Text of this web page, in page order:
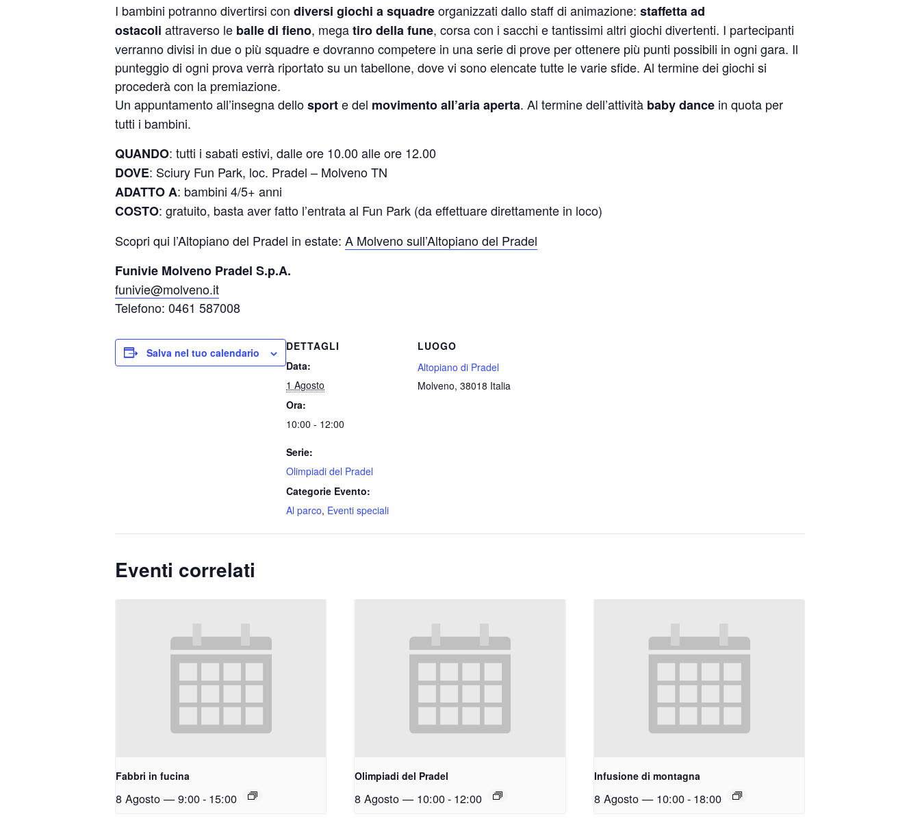
I bambini potranno divertirsi con diversi giochi a squadreorganizzati dallo staff di animazione: staffetta ad
ostacoli attraverso le balle di fieno, megatiro della fune, corsa con i sacchi e tantissimi altri giochi divertenti. I partecipanti
verranno divisi in due o più squadre e dovranno competere in una serie di prove per ottenere più punti possibili in ogni gara. Il
punteggio di ogni prova verrà riportato su un tabellone, dove vi sono elencate tutte le varie sfide. Al termine dei giochi si
procederà con la premiazione.
Un appuntamento all’insegna dellosporte del movimento all’aria aperta. Al termine dell’attività baby dance in quota per
tutti i bambini.
QUANDO: tutti i sabati estivi, dalle ore 10.00 alle ore 12.00
DOVE: Sciury Fun Park, loc. Pradel – Molveno TN
ADATTO A: bambini 4/5+ anni
COSTO: gratuito, basta aver fatto l’entrata al Fun Park (da effettuare direttamente in loco)
Scopri qui l’Altopiano del Pradel in estate: A Molveno sull’Altopiano del Pradel
Funivie Molveno Pradel S.p.A.
funivie@molveno.it
Telefono: 0461 587008
Salva nel tuo calendario
DETTAGLI
Data:
1 Agosto
Ora:
10:00 - 12:00
Serie:
Olimpiadi del Pradel
Categorie Evento:
Al parco, Eventi speciali
LUOGO
Altopiano di Pradel
Molveno, 38018 Italia
Eventi correlati
Fabbri in fucina
8 Agosto — 9:00- 15:00
Olimpiadi del Pradel
8 Agosto — 10:00- 12:00
Infusione di montagna
8 Agosto — 10:00- 18:00